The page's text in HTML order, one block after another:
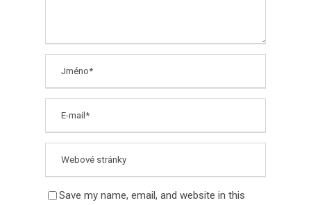
Save my name, email, and website in this